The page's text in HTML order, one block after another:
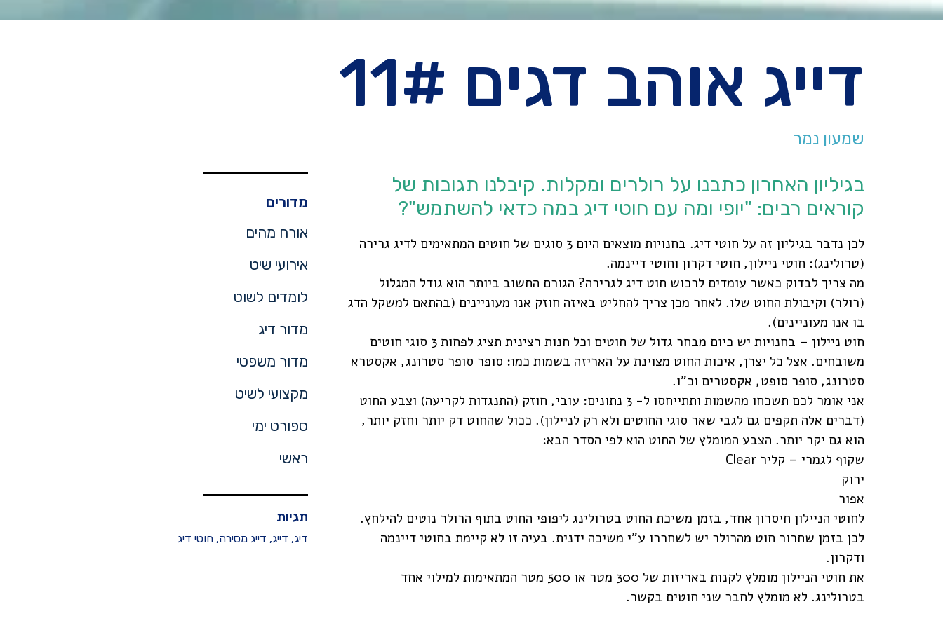
דייג אוהב דגים 11#
שמעון נמר
בגיליון האחרון כתבנו על רולרים ומקלות. קיבלנו תגובות של
קוראים רבים: "יופי ומה עם חוטי דיג במה כדאי להשתמש"?
לכן נדבר בגיליון זה על חוטי דיג. בחנויות מוצאים היום 3 סוגים של חוטים המתאימים לדיג גרירה
(טרולינג): חוטי ניילון, חוטי דקרון וחוטי דיינמה.
מה צריך לבדוק כאשר עומדים לרכוש חוט דיג לגרירה? הגורם החשוב ביותר הוא גודל המגלול
(רולר) וקיבולת החוט שלו. לאחר מכן צריך להחליט באיזה חוזק אנו מעוניינים (בהתאם למשקל הדג
בו אנו מעוניינים).
חוט ניילון – בחנויות יש כיום מבחר גדול של חוטים וכל חנות רצינית תציג לפחות 3 סוגי חוטים
משובחים. אצל כל יצרן, איכות החוט מצוינת על האריזה בשמות כמו: סופר סופר סטרונג, אקסטרא
סטרונג, סופר סופט, אקסטרים וכ"ו.
אני אומר לכם תשכחו מהשמות ותתייחסו ל- 3 נתונים: עובי, חוזק (התנגדות לקריעה) וצבע החוט
(דברים אלה תקפים גם לגבי שאר סוגי החוטים ולא רק לניילון). ככול שהחוט דק יותר וחזק יותר,
הוא גם יקר יותר. הצבע המומלץ של החוט הוא לפי הסדר הבא:
שקוף לגמרי – קליר Clear
ירוק
אפור
לחוטי הניילון חיסרון אחד, בזמן משיכת החוט בטרולינג ליפופי החוט בתוף הרולר נוטים להילחץ.
לכן בזמן שחרור חוט מהרולר יש לשחררו ע"י משיכה ידנית. בעיה זו לא קיימת בחוטי דיינמה
ודקרון.
את חוטי הניילון מומלץ לקנות באריזות של 300 מטר או 500 מטר המתאימות למילוי אחד
בטרולינג. לא מומלץ לחבר שני חוטים בקשר.
מדורים
אורח מהים
אירועי שיט
לומדים לשוט
מדור דיג
מדור משפטי
מקצועי לשיט
ספורט ימי
ראשי
תגיות
דיג, דייג, דייג מסירה,חוטי דיג